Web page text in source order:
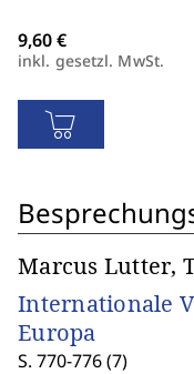
inkl. gesetzl. MwSt.
Marcus Lutter,
Internationale
Europa
S. 770-776 (7)